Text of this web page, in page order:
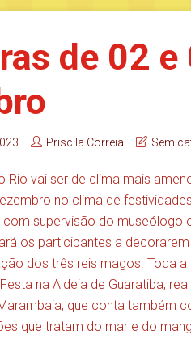
de 02 e
Priscila Correia Sem
Rio vai ser de clima mais
no clima de
com supervisão do museólogo
os participantes a
dos três reis magos. Toda
na Aldeia de Guaratiba,
que conta também
que tratam do mar e do